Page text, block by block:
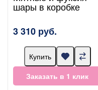
шары в коробке
3 310 руб.
Купить
Заказать в 1 клик